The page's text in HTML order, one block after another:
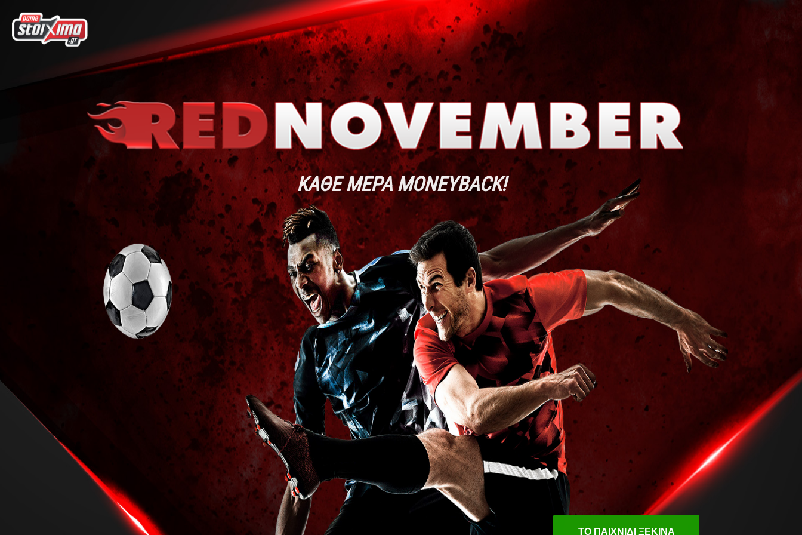
KΆΘΕ ΜΈΡΑ ΜONEYBACK!
ΤΟ ΠΑΙΧΝΙΔΙ ΞΕΚΙΝΑ